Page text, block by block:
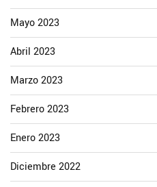
Mayo 2023
Abril 2023
Marzo 2023
Febrero 2023
Enero 2023
Diciembre 2022